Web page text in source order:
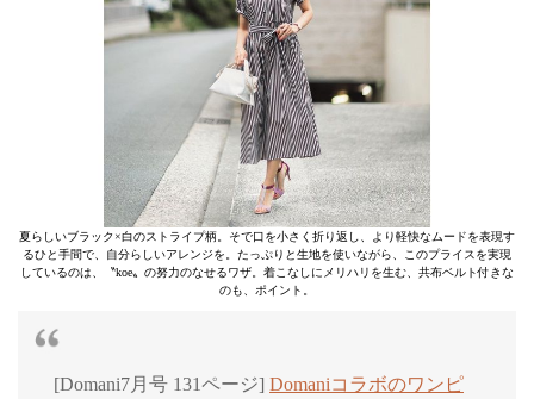
夏らしいブラック×白のストライプ柄。そで口を小さく折り返し、より軽快なムードを表現す
るひと手間で、自分らしいアレンジを。たっぷりと生地を使いながら、このプライスを実現
しているのは、〝koe〟の努力のなせるワザ。着こなしにメリハリを生む、共布ベルト付きな
のも、ポイント。
[Domani7月号 131ページ] Domaniコラボのワンピ